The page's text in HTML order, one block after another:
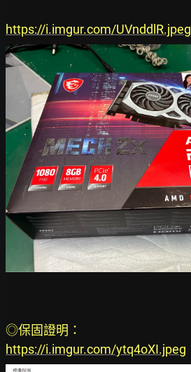
https://i.imgur.com/UVnddlR.jpeg
◎保固證明：
https://i.imgur.com/ytq4oXI.jpeg